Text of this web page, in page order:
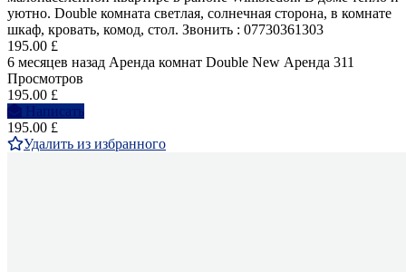
уютно. Double комната светлая, солнечная сторона, в комнате
шкаф, кровать, комод, стол. Звонить : 07730361303
195.00 £
6 месяцев назад Аренда комнат Double New Аренда 311
Просмотров
195.00 £
Написать
195.00 £
Удалить из избранного